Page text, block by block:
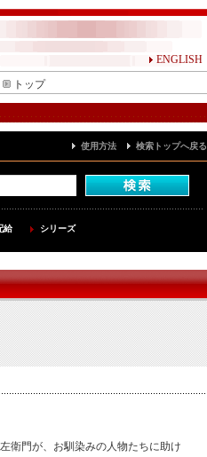
ENGLISH
トップ
使用方法 検索トップへ戻る
給 シリーズ
衛門が、お馴染みの人物たちに助け